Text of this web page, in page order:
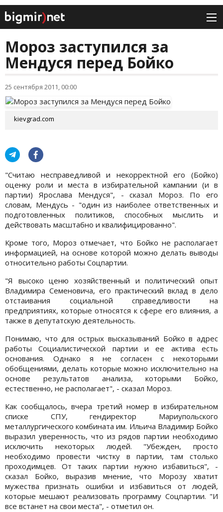
Мороз заступился за
Мендуся перед Бойко
25 сентября 2011, 00:00
kievgrad.com
"Считаю несправедливой и некорректной его (Бойко)
оценку роли и места в избирательной кампании (и в
партии) Ярослава Мендуся", - сказал Мороз. По его
словам, Мендусь - "один из наиболее ответственных и
подготовленных политиков, способных мыслить и
действовать масштабно и квалифицированно".
Кроме того, Мороз отмечает, что Бойко не располагает
информацией, на основе которой можно делать выводы
относительно работы Соцпартии.
"Я высоко ценю хозяйственный и политический опыт
Владимира Семеновича, его практический вклад в дело
отстаивания социальной справедливости на
предприятиях, которые относятся к сфере его влияния, а
также в депутатскую деятельность.
Понимаю, что для острых высказываний Бойко в адрес
работы Социалистической партии и ее актива есть
основания. Однако я не согласен с некоторыми
обобщениями, делать которые можно исключительно на
основе результатов анализа, которыми Бойко,
естественно, не располагает", - сказал Мороз.
Как сообщалось, вчера третий номер в избирательном
списке СПУ, гендиректор Мариупольского
металлургического комбината им. Ильича Владимир Бойко
выразил уверенность, что из рядов партии необходимо
исключить некоторых людей. "Убежден, просто
необходимо провести чистку в партии, там столько
проходимцев. От таких партии нужно избавиться", -
сказал Бойко, выразив мнение, что Морозу хватит
мужества признать ошибки и избавиться от людей,
которые мешают реализовать программу Соцпартии. "И
все встанет на свои места", - отметил он.